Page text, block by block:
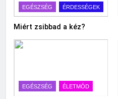
EGÉSZSÉG ÉRDESSÉGEK
Miért zsibbad a kéz?
EGÉSZSÉG ÉLETMÓD